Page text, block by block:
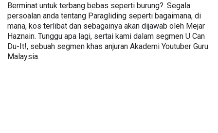
Berminat untuk terbang bebas seperti burung?. Segala
persoalan anda tentang Paragliding seperti bagaimana, di
mana, kos terlibat dan sebagainya akan dijawab oleh Mejar
Haznain. Tunggu apa lagi, sertai kami dalam segmen U Can
Du-It!, sebuah segmen khas anjuran Akademi Youtuber Guru
Malaysia.